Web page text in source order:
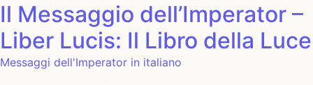
Il Messaggio dell’Imperator –
Liber Lucis: Il Libro della Luce
Messaggi dell'Imperator in italiano